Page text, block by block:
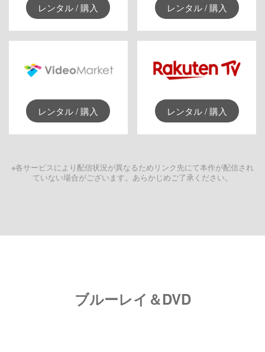
レンタル / 購入 レンタル / 購入
レンタル / 購入 レンタル / 購入
※各サービスにより配信状況が異なるためリンク先にて本作が配信され
ていない場合がございます。あらかじめご了承ください。
ブルーレイ＆DVD